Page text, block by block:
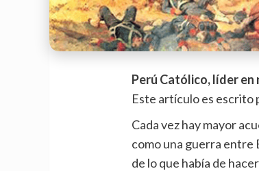
Perú Católico, líder en
Este artículo es
Cada vez hay mayor
como una guerra entre
de lo que había de